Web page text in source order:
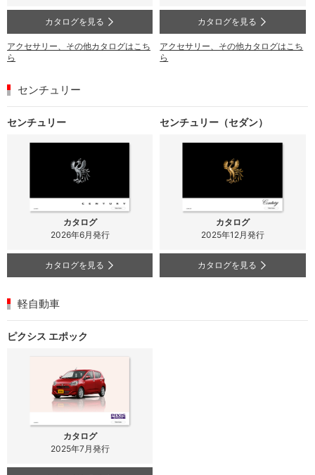
カタログを見る
アクセサリー、その他カタログはこち
ら
カタログを見る
アクセサリー、その他カタログはこち
ら
センチュリー
センチュリー
カタログ
2026年6月発行
カタログを見る
センチュリー（セダン）
カタログ
2025年12月発行
カタログを見る
軽自動車
ピクシス エポック
カタログ
2025年7月発行